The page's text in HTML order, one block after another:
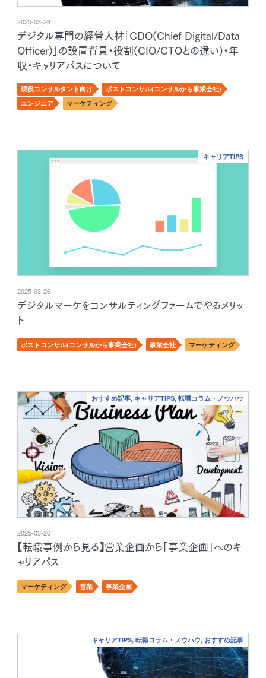
2025-03-26
デジタル専門の経営人材「CDO(Chief Digital/Data
Officer)」の設置背景・役割(CIO/CTOとの違い)・年
収・キャリアパスについて
現役コンサルタント向け
ポストコンサル(コンサルから事業会社)
エンジニア
マーケティング
キャリアTIPS
2025-03-26
デジタルマーケをコンサルティングファームでやるメリッ
ト
ポストコンサル(コンサルから事業会社) 事業会社 マーケティング
おすすめ記事, キャリアTIPS, 転職コラム・ノウハウ
2025-03-26
【転職事例から見る】営業企画から「事業企画」へのキ
ャリアパス
マーケティング 営業 事業企画
キャリアTIPS, 転職コラム・ノウハウ, おすすめ記事